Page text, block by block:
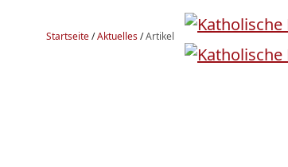
Startseite/Aktuelles/Artikel